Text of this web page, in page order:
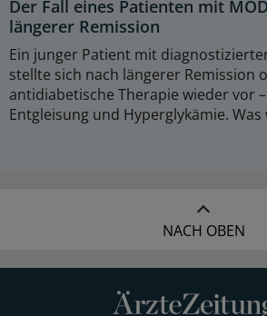
Der Fall eines Patienten mit
längerer Remission
Ein junger Patient mit
stellte sich nach längerer Remission
antidiabetische Therapie wieder vor
Entgleisung und Hyperglykämie.
NACH OBEN